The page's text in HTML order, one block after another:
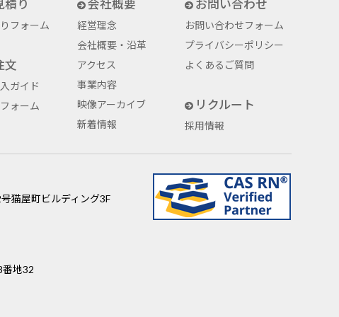
積り
フォーム
文
ガイド
ォーム
会社概要
経営理念
会社概要・沿革
アクセス
事業内容
映像アーカイブ
新着情報
お問い合わせ
お問い合わせフォーム
プライバシーポリシー
よくあるご質問
リクルート
採用情報
猫屋町ビルディング3F
地32